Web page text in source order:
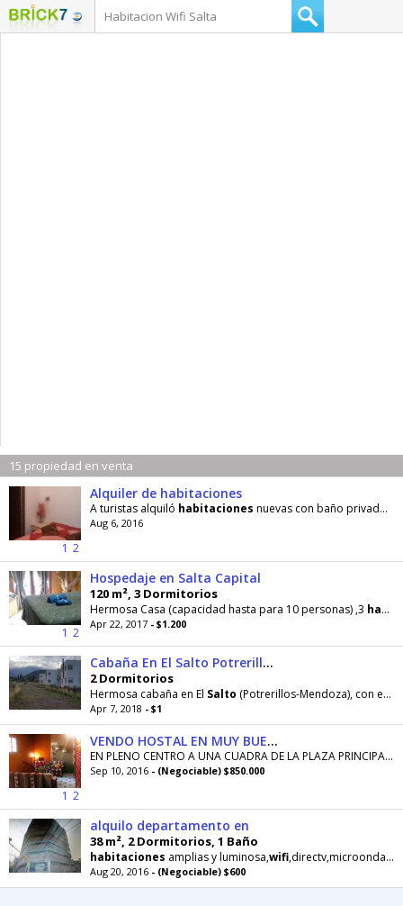
15 propiedad en venta
1 2
Alquiler de habitaciones
A turistas alquiló habitaciones nuevas con baño privado somier tv led de 32" con cable
Aug 6, 2016
1 2
Hospedaje en Salta Capital
120 m², 3 Dormitorios
Hermosa Casa (capacidad hasta para 10 personas) ,3 habitaciones
Apr 22, 2017 - $1.200
Cabaña En El Salto Potrerillos Alquiler
2 Dormitorios
Hermosa cabaña en El Salto (Potrerillos-Mendoza), con excelentes vistas a la montaña. Dos
Apr 7, 2018 - $1
1 2
VENDO HOSTAL EN MUY BUENA OPORTUNIDAD
EN PLENO CENTRO A UNA CUADRA DE LA PLAZA PRINCIPAL, 14
Sep 10, 2016 - (Negociable) $850.000
alquilo departamento en
38 m², 2 Dormitorios, 1 Baño
habitaciones amplias y luminosa,wifi,directv,microonda,lavaropa,lavajilla,heladera,cocina,cochera cubierta
Aug 20, 2016 - (Negociable) $600